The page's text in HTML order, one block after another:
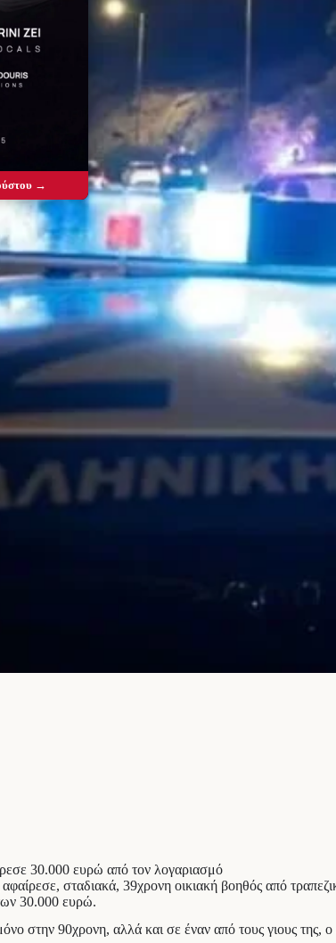
30.000 ευρώ από τον λογαριασμό
σταδιακά, 39χρονη οικιακή βοηθός από
30.000 ευρώ.
στην 90χρονη, αλλά και σε έναν από τους γιους της, ο
→